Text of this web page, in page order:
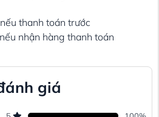
thanh toán trước
nhận hàng thanh toán
giá